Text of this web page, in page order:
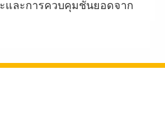
และการควบคุมชั้นยอดจาก